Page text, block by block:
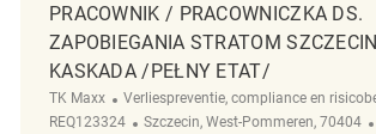
PRACOWNIK / PRACOWNICZKA DS.
ZAPOBIEGANIA STRATOM
KASKADA /PEŁNY ETAT/
TK Maxx Categorie
Verliespreventie, compliance en
REQ123324
Plaats
Szczecin, West-Pommeren, 70404